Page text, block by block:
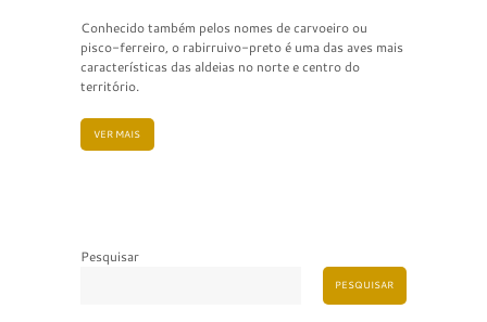
Conhecido também pelos nomes de carvoeiro ou
pisco-ferreiro, o rabirruivo-preto é uma das aves mais
características das aldeias no norte e centro do
território.
VER MAIS
Pesquisar
PESQUISAR